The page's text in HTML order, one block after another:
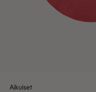
Aikuiset